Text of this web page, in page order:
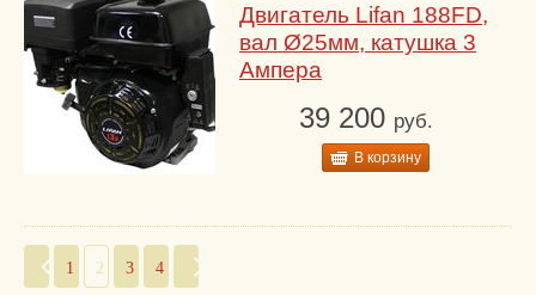
Двигатель Lifan 188FD,
вал Ø25мм, катушка 3
Ампера
39 200 руб.
В корзину
1 2 3 4